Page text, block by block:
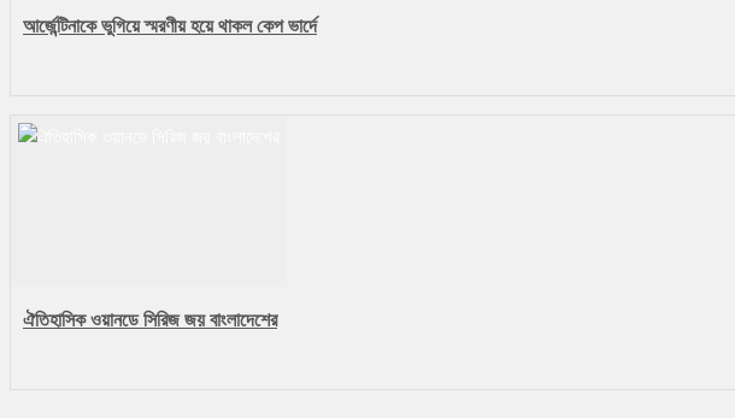
আর্জেন্টিনাকে ভুগিয়ে স্মরণীয় হয়ে থাকল কেপ ভার্দে
ঐতিহাসিক ওয়ানডে সিরিজ জয় বাংলাদেশের